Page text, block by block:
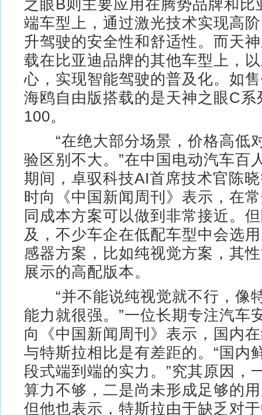
之眼B则主要应用在腾势品牌和比
端车型上，通过激光技术实现高
升驾驶的安全性和舒适性。而天
载在比亚迪品牌的其他车型上，
心，实现智能驾驶的普及化。如
海鸥自由版搭载的是天神之眼C
100。
“在绝大部分场景，价格高低
验区别不大。”在中国电动汽车百
期间，卓驭科技AI首席技术官陈
时向《中国新闻周刊》表示，在
同成本方案可以做到非常接近。
及，不少车企在低配车型中会选
感器方案，比如纯视觉方案，其
展示的高配版本。
“并不能说纯视觉就不行，像
能力就很强。”一位长期专注汽车
向《中国新闻周刊》表示，国内
与特斯拉相比是有差距的。“国内
段式端到端的实力。”究其原因，
算力不够，二是尚未形成足够的
但他也表示，特斯拉由于缺乏对